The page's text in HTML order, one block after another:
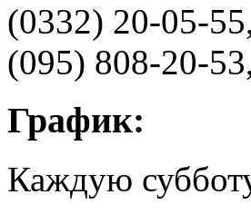
(0332) 20-05-
(095) 808-20-
График:
Каждую